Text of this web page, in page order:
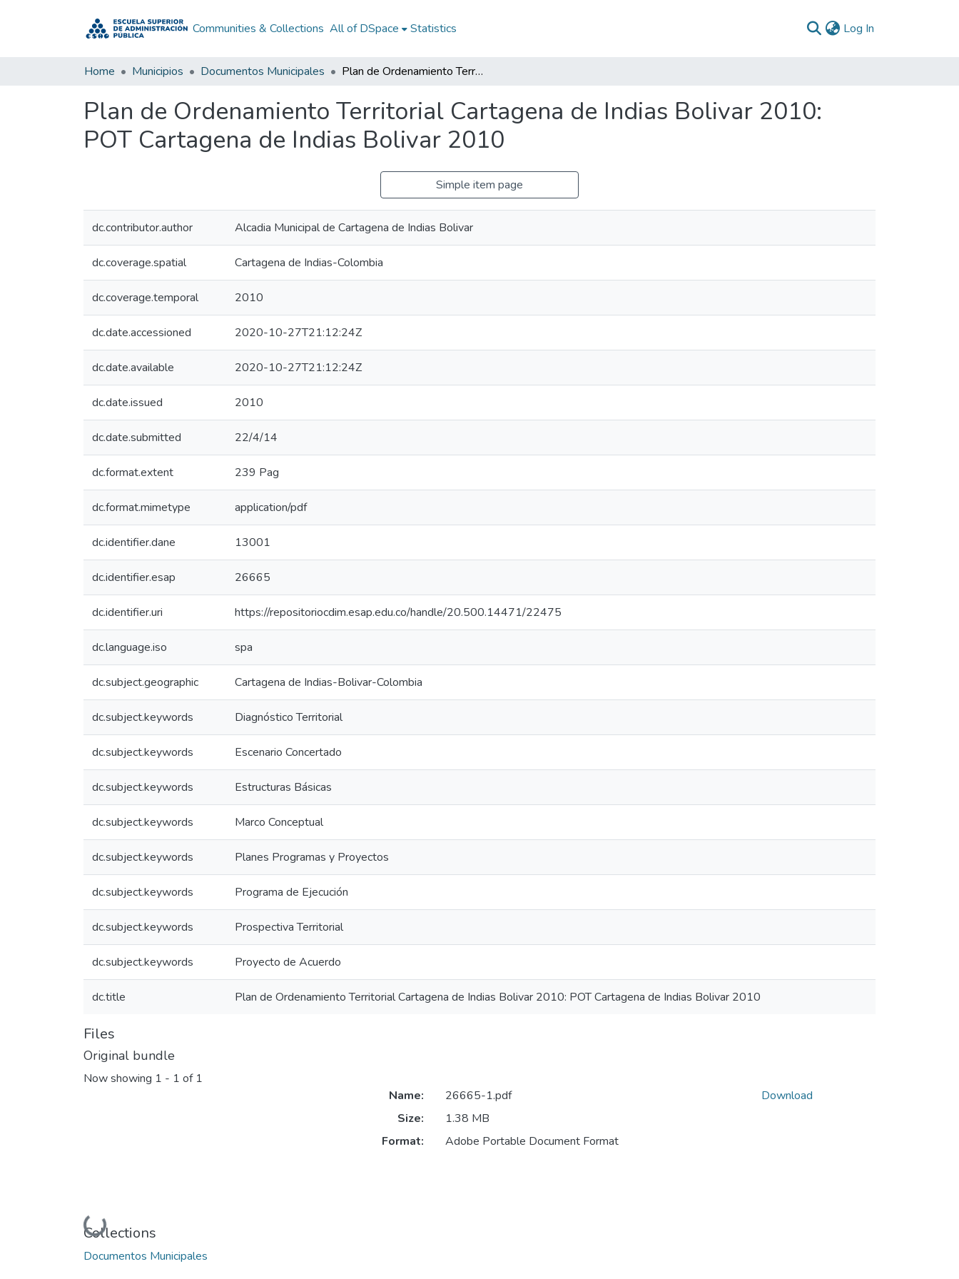
Communities & Collections All of DSpace Statistics Log In
Home Municipios Documentos Municipales Plan de Ordenamiento Territorial Cartagena de Indias Bolivar 2010: POT Cartagena de Indias Bolivar 2010
Plan de Ordenamiento Territorial Cartagena de Indias Bolivar 2010:
POT Cartagena de Indias Bolivar 2010
Simple item page
dc.contributor.author Alcadia Municipal de Cartagena de Indias Bolivar
dc.coverage.spatial Cartagena de Indias-Colombia
dc.coverage.temporal 2010
dc.date.accessioned 2020-10-27T21:12:24Z
dc.date.available 2020-10-27T21:12:24Z
dc.date.issued 2010
dc.date.submitted 22/4/14
dc.format.extent 239 Pag
dc.format.mimetype application/pdf
dc.identifier.dane 13001
dc.identifier.esap 26665
dc.identifier.uri https://repositoriocdim.esap.edu.co/handle/20.500.14471/22475
dc.language.iso spa
dc.subject.geographic Cartagena de Indias-Bolivar-Colombia
dc.subject.keywords Diagnóstico Territorial
dc.subject.keywords Escenario Concertado
dc.subject.keywords Estructuras Básicas
dc.subject.keywords Marco Conceptual
dc.subject.keywords Planes Programas y Proyectos
dc.subject.keywords Programa de Ejecución
dc.subject.keywords Prospectiva Territorial
dc.subject.keywords Proyecto de Acuerdo
dc.title Plan de Ordenamiento Territorial Cartagena de Indias Bolivar 2010: POT Cartagena de Indias Bolivar 2010
Files
Original bundle
Now showing 1 - 1 of 1
Loading...
Name:
26665-1.pdf
Size:
1.38 MB
Format:
Adobe Portable Document Format
Download
Collections
Documentos Municipales